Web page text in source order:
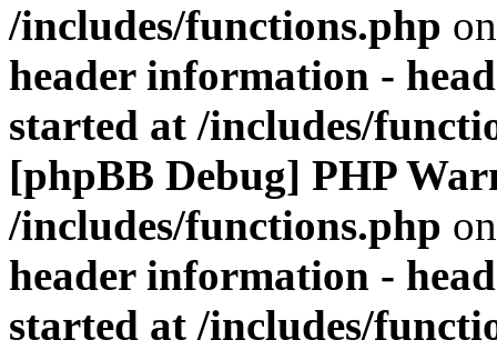
/includes/functions.php
header information -
started at /includes/
[phpBB Debug] PHP
/includes/functions.php
header information -
started at /includes/